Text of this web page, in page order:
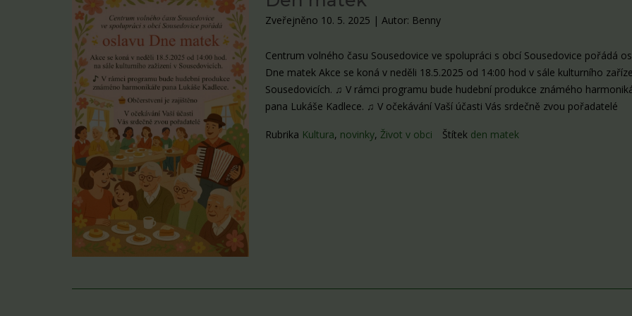
Zveřejněno 10. 5. 2025 | Autor: Benny
Centrum volného času Sousedovice ve spolupráci s obcí Sousedovice pořádá
Dne matek Akce se koná v neděli 18.5.2025 od 14:00 hod v sále kulturního
Sousedovicích. ♫ V rámci programu bude hudební produkce známého
pana Lukáše Kadlece. ♫ V očekávání Vaší účasti Vás srdečně zvou pořadatelé
Rubrika Kultura, novinky, Život v obci Štítek den matek